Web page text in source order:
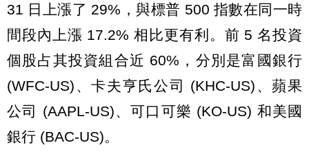
31 日上漲了 29%，與標普 500 指數在同一時
間段內上漲 17.2% 相比更有利。前 5 名投資
個股占其投資組合近 60%，分別是富國銀行
(WFC-US)、卡夫亨氏公司 (KHC-US)、蘋果
公司 (AAPL-US)、可口可樂 (KO-US) 和美國
銀行 (BAC-US)。